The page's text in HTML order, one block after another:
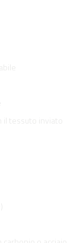
tessuto inviato